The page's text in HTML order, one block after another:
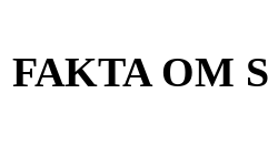
FAKTA OM